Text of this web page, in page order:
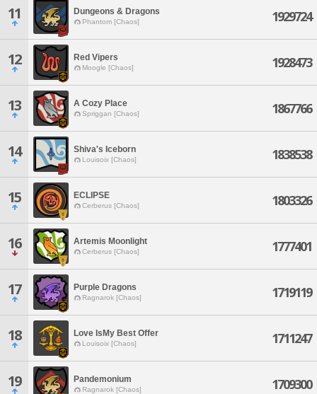
11 Dungeons & Dragons
Phantom [Chaos] 1929724
12 Red Vipers
Moogle [Chaos] 1928473
13 A Cozy Place
Spriggan [Chaos] 1867766
14 Shiva's Iceborn
Louisoix [Chaos] 1838538
15 ECLIPSE
Cerberus [Chaos] 1803326
16 Artemis Moonlight
Cerberus [Chaos] 1777401
17 Purple Dragons
Ragnarok [Chaos] 1719119
18 Love IsMy Best Offer
Louisoix [Chaos] 1711247
19 Pandemonium
Ragnarok [Chaos] 1709300